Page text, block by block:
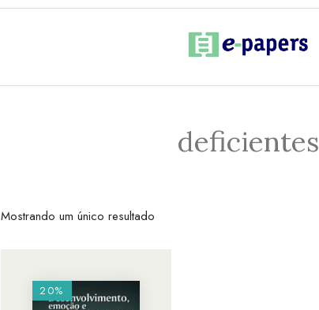
deficientes
Mostrando um único resultado
20%